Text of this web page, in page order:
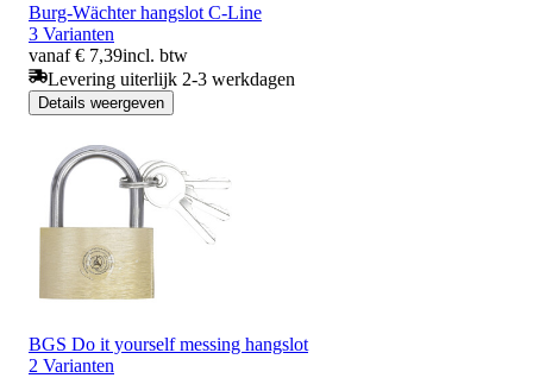
Burg-Wächter hangslot C-Line
3 Varianten
vanaf € 7,39incl. btw
Levering uiterlijk 2-3 werkdagen
Details weergeven
BGS Do it yourself messing hangslot
2 Varianten